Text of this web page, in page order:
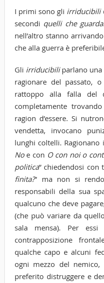
I primi sono gli irriducibili
secondi quelli che
nell’altro stanno
che alla guerra è
Gli irriducibiliparlano una
ragionare del passato,
rattoppo alla falla del
completamente
ragion d’essere. Si
vendetta, invocano
lunghi coltelli.
Noe con O con noi o
politica” chiedendosi con
finita?” ma non si
responsabili della sua
qualcuno che deve
(che può variare da
sala mensa). Per
contrapposizione
qualche capo e alcuni
ogni mezzo del
preferito distruggere e